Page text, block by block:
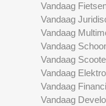
Vandaag
Vandaag
Vandaag
Vandaag
Vandaag
Vandaag
Vandaag
Vandaag